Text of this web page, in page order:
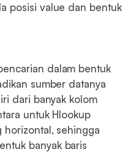
posisi value dan bentuk
dalam bentuk
sumber datanya
dari banyak kolom
untuk Hlookup
horizontal, sehingga
banyak baris